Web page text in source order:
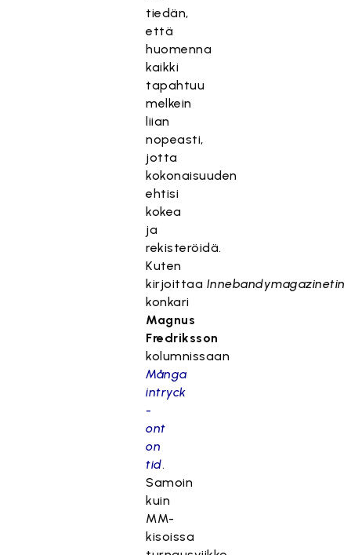
tiedän,
että
huomenna
kaikki
tapahtuu
melkein
liian
nopeasti,
jotta
kokonaisuuden
ehtisi
kokea
ja
rekisteröidä.
Kuten
kirjoittaa Innebandymagazinetin
konkari
Magnus
Fredriksson
kolumnissaan
Många
intryck
-
ont
on
tid.
Samoin
kuin
MM-
kisoissa